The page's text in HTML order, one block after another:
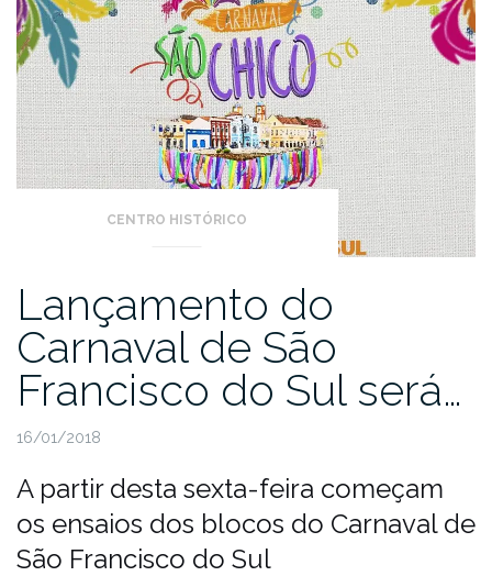
CENTRO HISTÓRICO
Lançamento do
Carnaval de São
Francisco do Sul será…
16/01/2018
A partir desta sexta-feira começam
os ensaios dos blocos do Carnaval de
São Francisco do Sul